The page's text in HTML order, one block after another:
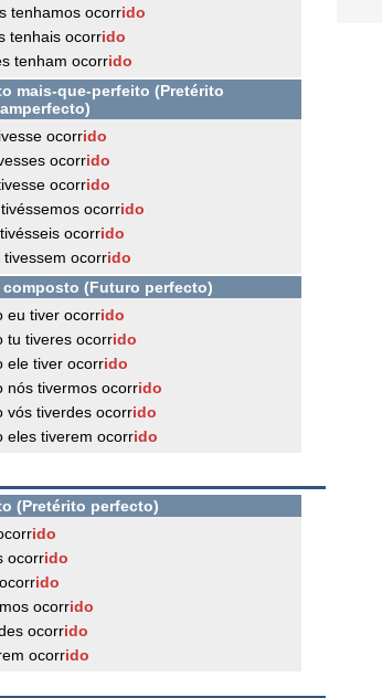
tenhamos ocorrido
tenhais ocorrido
tenham ocorrido
mais-que-perfeito (Pretérito
ocorrido
ocorrido
ocorrido
ocorrido
ocorrido
tivessem ocorrido
composto (Futuro perfecto)
eu tiver ocorrido
tu tiveres ocorrido
ele tiver ocorrido
nós tivermos ocorrido
vós tiverdes ocorrido
eles tiverem ocorrido
(Pretérito perfecto)
ido
ocorrido
ido
ocorrido
ocorrido
ocorrido